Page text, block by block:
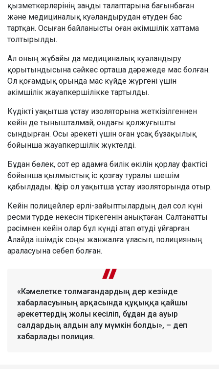
қызметкерлерінің заңды талаптарына бағынбаған
және медициналық куәландырудан өтуден бас
тартқан. Осыған байланысты оған әкімшілік хаттама
толтырылды.
Ал оның жұбайы да медициналық куәландыру
қорытындысына сәйкес орташа дәрежеде мас болған.
Ол қоғамдық орында мас күйде жүргені үшін
әкімшілік жауапкершілікке тартылды.
Күдікті уақытша ұстау изоляторына жеткізілгеннен
кейін де тынышталмай, ондағы қолжуғышты
сындырған. Осы әрекеті үшін оған ұсақ бұзақылық
бойынша жауапкершілік жүктелді.
Бұдан бөлек, сот ер адамға билік өкілін қорлау фактісі
бойынша қылмыстық іс қозғау туралы шешім
қабылдады. Қазір ол уақытша ұстау изоляторында отыр.
Кейін полицейлер ерлі-зайыптылардың дәл сол күні
ресми түрде некесін тіркегенін анықтаған. Салтанатты
рәсімнен кейін олар бұл күнді атап өтуді ұйғарған.
Алайда ішімдік соңы жанжалға ұласып, полицияның
араласуына себеп болған.
«Кәмелетке толмағандардың дер кезінде
хабарласуының арқасында құқыққа қайшы
әрекеттердің жолы кесіліп, бұдан да ауыр
салдардың алдын алу мүмкін болды», – деп
хабарлады полиция.